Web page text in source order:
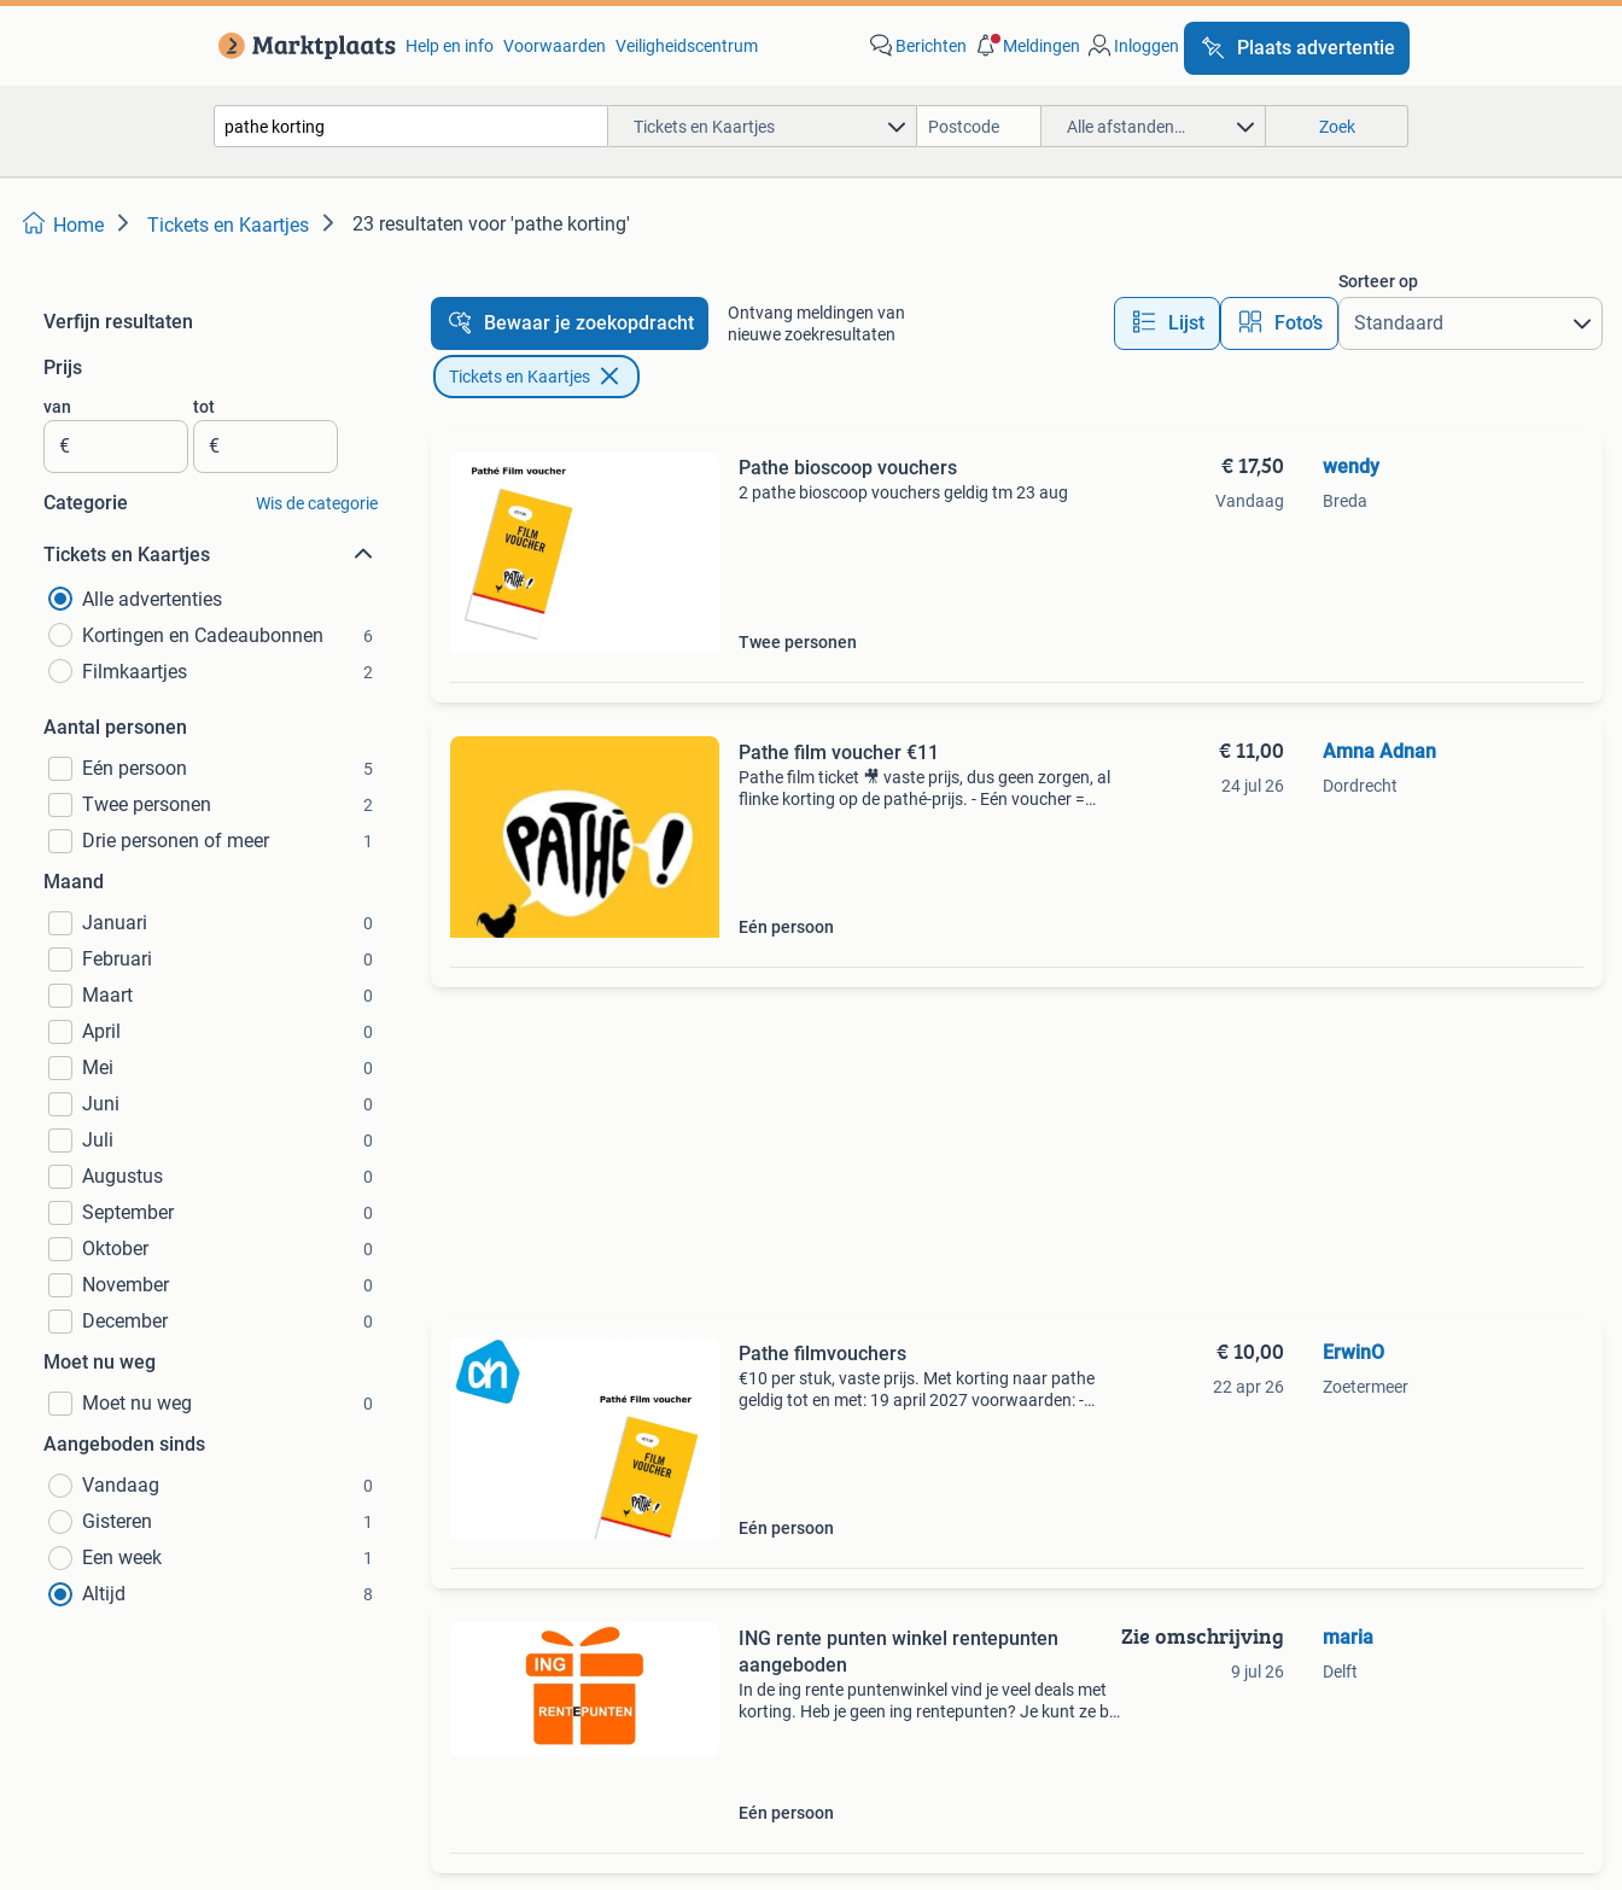
Help en info Voorwaarden Veiligheidscentrum Berichten Meldingen Inloggen Plaats advertentie
Tickets en Kaartjes Alle afstanden… Zoek
Home Tickets en Kaartjes 23 resultaten voor 'pathe korting'
Verfijn resultaten
Prijs
van
€
tot
€
Categorie Wis de categorie
Tickets en Kaartjes
Alle advertenties
Kortingen en Cadeaubonnen
6
Filmkaartjes 2
Aantal personen
Eén persoon
5
Twee personen 2
Drie personen of meer 1
Maand
Januari
0
Februari 0
Maart 0
April 0
Mei 0
Juni 0
Juli 0
Augustus 0
September 0
Oktober 0
November 0
December 0
Moet nu weg
Moet nu weg
0
Aangeboden sinds
Vandaag
0
Gisteren 1
Een week 1
Altijd 8
Bewaar je zoekopdracht
Ontvang meldingen van
nieuwe zoekresultaten
Lijst Foto’s
Sorteer op
Tickets en Kaartjes
Pathe bioscoop vouchers
2 pathe bioscoop vouchers geldig tm 23 aug
Twee personen
€ 17,50
Vandaag
wendy
Breda
Pathe film voucher €11
Pathe film ticket 🎥 vaste prijs, dus geen zorgen, al
flinke korting op de pathé-prijs. - Eén voucher =
Eén persoon
€ 11,00
24 jul 26
Amna Adnan
Dordrecht
Pathe filmvouchers
€10 per stuk, vaste prijs. Met korting naar pathe
geldig tot en met: 19 april 2027 voorwaarden: -
Eén persoon
€ 10,00
22 apr 26
ErwinO
Zoetermeer
ING rente punten winkel rentepunten
aangeboden
In de ing rente puntenwinkel vind je veel deals met
korting. Heb je geen ing rentepunten? Je kunt ze bij
Eén persoon
Zie omschrijving
9 jul 26
maria
Delft